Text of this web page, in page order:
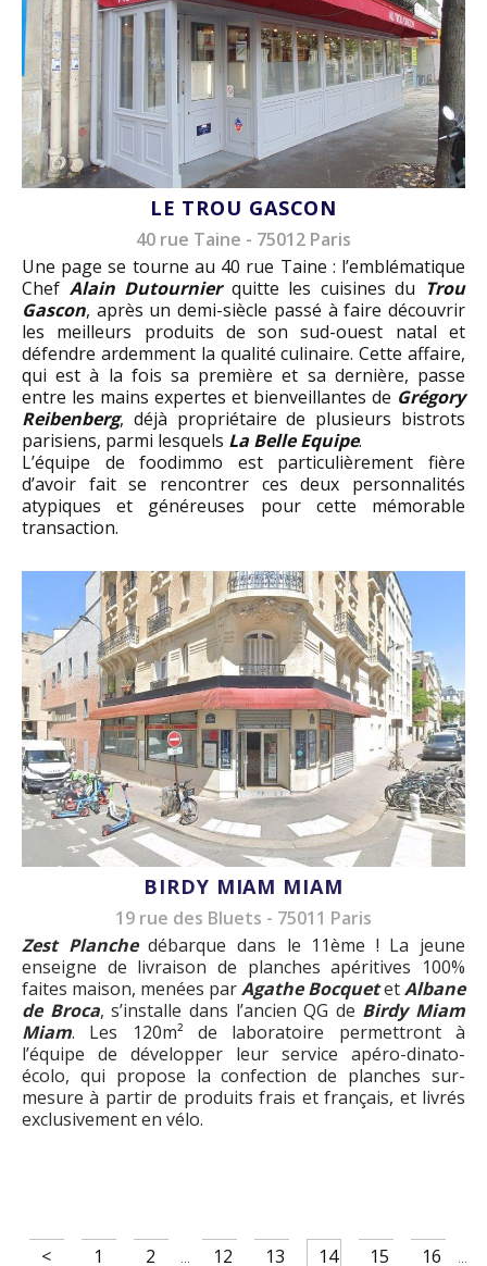
LE TROU GASCON
40 rue Taine - 75012 Paris
Une page se tourne au 40 rue Taine : l’emblématique
Chef Alain Dutournier quitte les cuisines du Trou
Gascon, après un demi-siècle passé à faire découvrir
les meilleurs produits de son sud-ouest natal et
défendre ardemment la qualité culinaire. Cette affaire,
qui est à la fois sa première et sa dernière, passe
entre les mains expertes et bienveillantes de Grégory
Reibenberg, déjà propriétaire de plusieurs bistrots
parisiens, parmi lesquels La Belle Equipe.
L’équipe de foodimmo est particulièrement fière
d’avoir fait se rencontrer ces deux personnalités
atypiques et généreuses pour cette mémorable
transaction.
BIRDY MIAM MIAM
19 rue des Bluets - 75011 Paris
Zest Planchedébarque dans le 11ème ! La jeune
enseigne de livraison de planches apéritives 100%
faites maison, menées parAgathe BocquetetAlbane
de Broca, s’installe dans l’ancien QG de Birdy Miam
Miam. Les 120m² de laboratoire permettront à
l’équipe de développer leur service apéro-dinato-
écolo, qui propose la confection de planches sur-
mesure à partir de produits frais et français, et livrés
exclusivement en vélo.
< 1 2 ... 12 13 14 15 16 ...